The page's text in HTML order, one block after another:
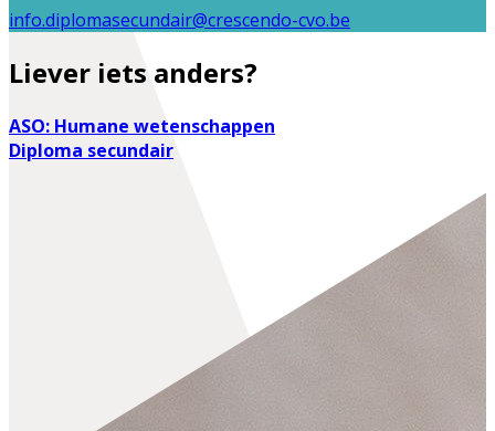
info.diplomasecundair@crescendo-cvo.be
Liever iets anders?
ASO: Humane wetenschappen
Diploma secundair